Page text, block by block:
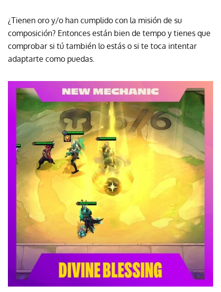
¿Tienen oro y/o han cumplido con la misión de su
composición? Entonces están bien de tempo y tienes que
comprobar si tú también lo estás o si te toca intentar
adaptarte como puedas.